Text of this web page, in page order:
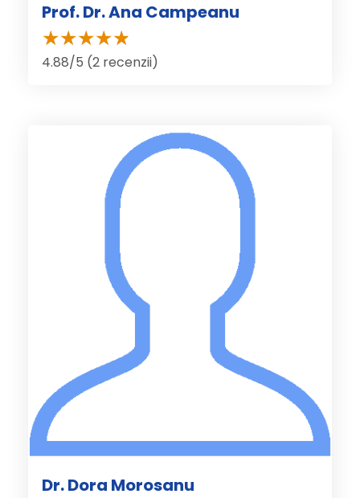
Prof. Dr. Ana Campeanu
4.88/5 (2 recenzii)
Dr. Dora Morosanu